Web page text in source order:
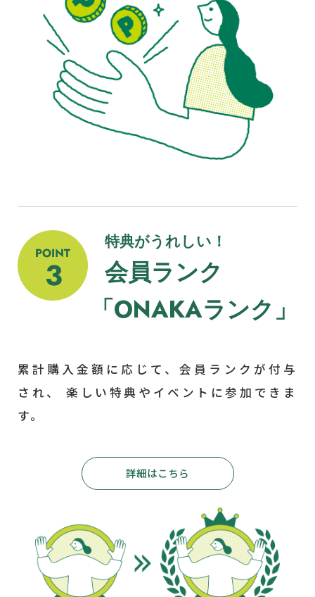
特典がうれしい！
会員ランク
「ONAKAランク」
累計購入金額に応じて、会員ランクが付与
され、 楽しい特典やイベントに参加できま
す。
詳細はこちら